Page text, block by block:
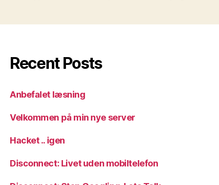
Recent Posts
Anbefalet læsning
Velkommen på min nye server
Hacket .. igen
Disconnect: Livet uden mobiltelefon